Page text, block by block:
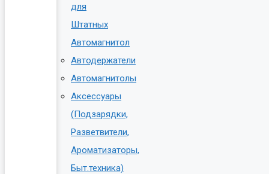
для
Штатных
Автомагнитол
Автодержатели
Автомагнитолы
Аксессуары
(Подзарядки,
Разветвители,
Ароматизаторы,
Быт.техника)